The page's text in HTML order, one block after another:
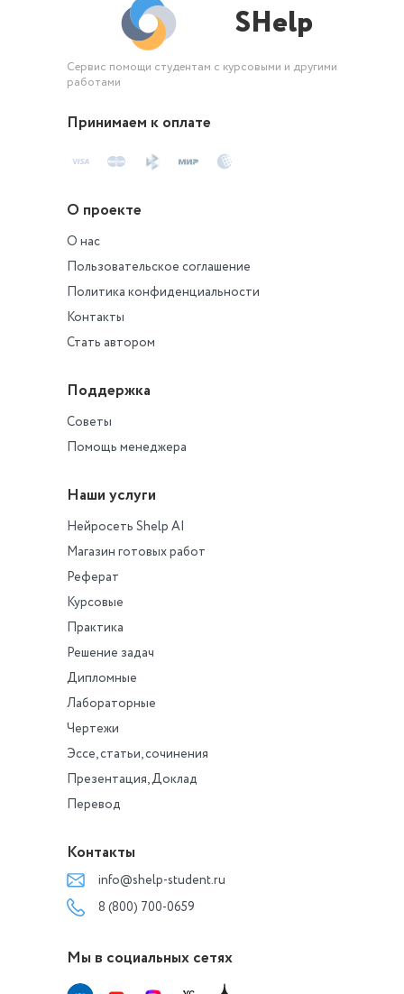
SHelp
Сервис помощи студентам с курсовыми и другими
работами
Принимаем к оплате
О проекте
О нас
Пользовательское соглашение
Политика конфиденциальности
Контакты
Стать автором
Поддержка
Советы
Помощь менеджера
Наши услуги
Нейросеть Shelp AI
Магазин готовых работ
Реферат
Курсовые
Практика
Решение задач
Дипломные
Лабораторные
Чертежи
Эссе, статьи, сочинения
Презентация, Доклад
Перевод
Контакты
info@shelp-student.ru
8 (800) 700-0659
Мы в социальных сетях